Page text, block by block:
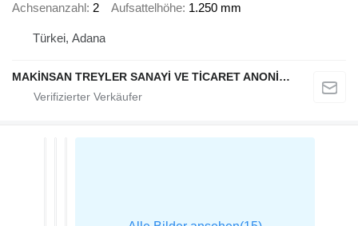
Achsenanzahl 2 Aufsattelhöhe 1.250 mm
Türkei, Adana
MAKİNSAN TREYLER SANAYİ VE TİCARET ANONİM ŞİRKETİ